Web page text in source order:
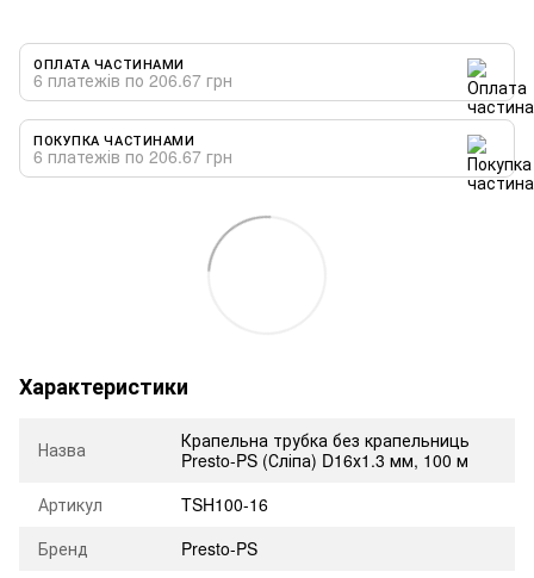
ОПЛАТА ЧАСТИНАМИ
6 платежів по 206.67 грн
ПОКУПКА ЧАСТИНАМИ
6 платежів по 206.67 грн
Характеристики
Назва
Крапельна трубка без крапельниць
Presto-PS (Сліпа) D16х1.3 мм, 100 м
Артикул
TSH100-16
Бренд
Presto-PS